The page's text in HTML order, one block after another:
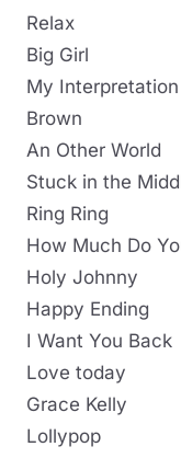
Relax
Big Girl
My Interpretation
Brown
An Other World
Stuck in the
Ring Ring
How Much Do
Holy Johnny
Happy Ending
I Want You Back
Love today
Grace Kelly
Lollypop